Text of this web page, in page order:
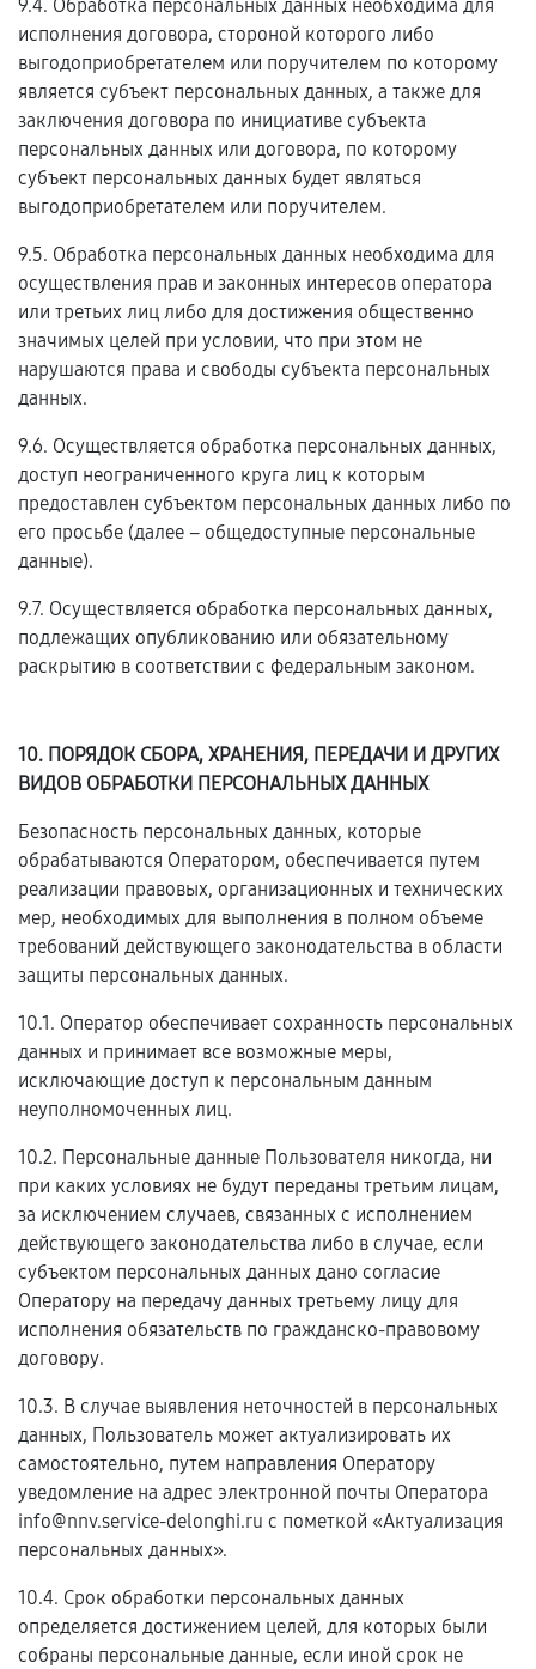
9.4. Обработка персональных данных необходима для
исполнения договора, стороной которого либо
выгодоприобретателем или поручителем по которому
является субъект персональных данных, а также для
заключения договора по инициативе субъекта
персональных данных или договора, по которому
субъект персональных данных будет являться
выгодоприобретателем или поручителем.
9.5. Обработка персональных данных необходима для
осуществления прав и законных интересов оператора
или третьих лиц либо для достижения общественно
значимых целей при условии, что при этом не
нарушаются права и свободы субъекта персональных
данных.
9.6. Осуществляется обработка персональных данных,
доступ неограниченного круга лиц к которым
предоставлен субъектом персональных данных либо по
его просьбе (далее – общедоступные персональные
данные).
9.7. Осуществляется обработка персональных данных,
подлежащих опубликованию или обязательному
раскрытию в соответствии с федеральным законом.
10. ПОРЯДОК СБОРА, ХРАНЕНИЯ, ПЕРЕДАЧИ И ДРУГИХ
ВИДОВ ОБРАБОТКИ ПЕРСОНАЛЬНЫХ ДАННЫХ
Безопасность персональных данных, которые
обрабатываются Оператором, обеспечивается путем
реализации правовых, организационных и технических
мер, необходимых для выполнения в полном объеме
требований действующего законодательства в области
защиты персональных данных.
10.1. Оператор обеспечивает сохранность персональных
данных и принимает все возможные меры,
исключающие доступ к персональным данным
неуполномоченных лиц.
10.2. Персональные данные Пользователя никогда, ни
при каких условиях не будут переданы третьим лицам,
за исключением случаев, связанных с исполнением
действующего законодательства либо в случае, если
субъектом персональных данных дано согласие
Оператору на передачу данных третьему лицу для
исполнения обязательств по гражданско-правовому
договору.
10.3. В случае выявления неточностей в персональных
данных, Пользователь может актуализировать их
самостоятельно, путем направления Оператору
уведомление на адрес электронной почты Оператора
info@nnv.service-delonghi.ru с пометкой «Актуализация
персональных данных».
10.4. Срок обработки персональных данных
определяется достижением целей, для которых были
собраны персональные данные, если иной срок не